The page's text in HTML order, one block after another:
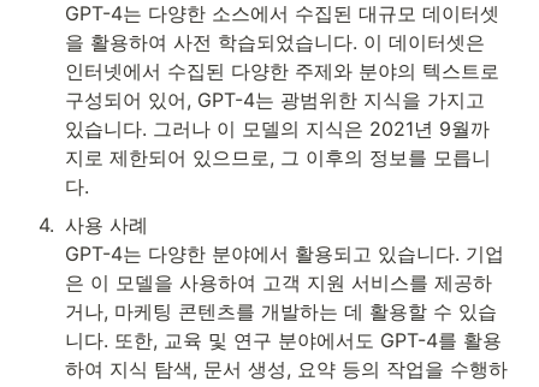
GPT-4는 다양한 소스에서 수집된 대규모 데이터셋
을 활용하여 사전 학습되었습니다. 이 데이터셋은
인터넷에서 수집된 다양한 주제와 분야의 텍스트로
구성되어 있어, GPT-4는 광범위한 지식을 가지고
있습니다. 그러나 이 모델의 지식은 2021년 9월까
지로 제한되어 있으므로, 그 이후의 정보를 모릅니
다.
4. 사용 사례
GPT-4는 다양한 분야에서 활용되고 있습니다. 기업
은 이 모델을 사용하여 고객 지원 서비스를 제공하
거나, 마케팅 콘텐츠를 개발하는 데 활용할 수 있습
니다. 또한, 교육 및 연구 분야에서도 GPT-4를 활용
하여 지식 탐색, 문서 생성, 요약 등의 작업을 수행하